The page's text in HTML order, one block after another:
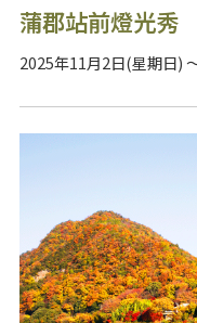
蒲郡站前燈光秀
2025年11月2日(星期日)